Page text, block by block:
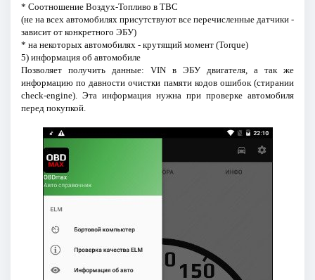
* Соотношение Воздух-Топливо в ТВС
(не на всех автомобилях присутствуют все перечисленные датчики -
зависит от конкретного ЭБУ)
* на некоторых автомобилях - крутящий момент (Torque)
5) информация об автомобиле
Позволяет получить данные: VIN в ЭБУ двигателя, а так же
информацию по давности очистки памяти кодов ошибок (стирании
check-engine). Эта информация нужна при проверке автомобиля
перед покупкой.